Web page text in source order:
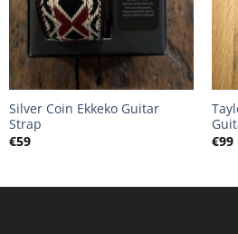
Silver Coin Ekkeko Guitar
Strap
€59
€99